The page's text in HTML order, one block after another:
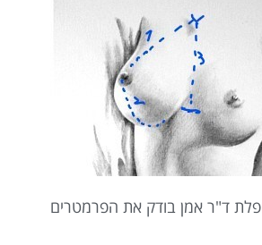
ד"ר אמן בודק את הפרמטרים